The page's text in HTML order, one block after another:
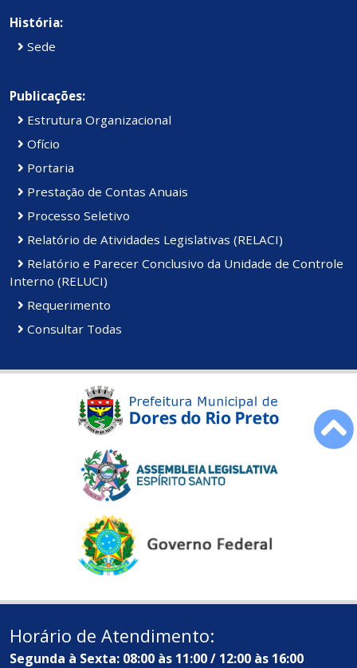
História:
Sede
Publicações:
Estrutura Organizacional
Ofício
Portaria
Prestação de Contas Anuais
Processo Seletivo
Relatório de Atividades Legislativas (RELACI)
Relatório e Parecer Conclusivo da Unidade de Controle
Interno (RELUCI)
Requerimento
Consultar Todas
Horário de Atendimento:
Segunda à Sexta: 08:00 às 11:00 / 12:00 às 16:00